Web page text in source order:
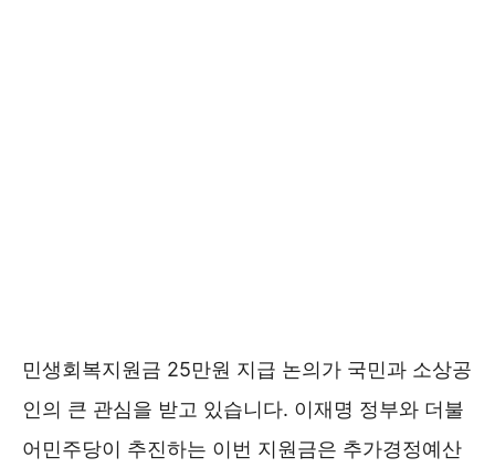
민생회복지원금 25만원 지급 논의가 국민과 소상공
인의 큰 관심을 받고 있습니다. 이재명 정부와 더불
어민주당이 추진하는 이번 지원금은 추가경정예산